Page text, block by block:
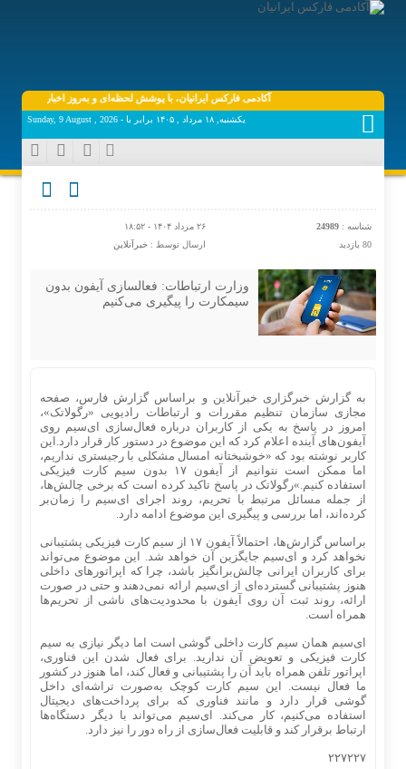
آکادمی فارکس ایرانیان، با پوشش لحظه‌ای و به‌روز اخبار روز اقتصاد
یکشنبه, ۱۸ مرداد , ۱۴۰۵ برابر با - Sunday, 9 August , 2026
شناسه : 24989
۲۶ مرداد ۱۴۰۴ - ۱۸:۵۲
80 بازدید
ارسال توسط :خبرآنلاین
وزارت ارتباطات: فعالسازی آیفون‌ بدون
سیمکارت را پیگیری می‌کنیم
به گزارش خبرگزاری خبرآنلاین و براساس گزارش فارس، صفحه
مجازی سازمان تنظیم مقررات و ارتباطات رادیویی «رگولاتک»،
امروز در پاسخ به یکی از کاربران درباره فعال‌سازی ای‌سیم روی
آیفون‌های آینده اعلام کرد که این موضوع در دستور کار قرار دارد.این
کاربر نوشته بود که «خوشبختانه امسال مشکلی با رجیستری نداریم،
اما ممکن است نتوانیم از آیفون ۱۷ بدون سیم کارت فیزیکی
استفاده کنیم.»رگولاتک در پاسخ تاکید کرده است که برخی چالش‌ها،
از جمله مسائل مرتبط با تحریم، روند اجرای ای‌سیم را زمان‌بر
کرده‌اند، اما بررسی و پیگیری این موضوع ادامه دارد.
براساس گزارش‌ها، احتمالاً آیفون ۱۷ از سیم کارت فیزیکی پشتیبانی
نخواهد کرد و ای‌سیم جایگزین آن خواهد شد. این موضوع می‌تواند
برای کاربران ایرانی چالش‌برانگیز باشد، چرا که اپراتورهای داخلی
هنوز پشتیبانی گسترده‌ای از ای‌سیم ارائه نمی‌دهند و حتی در صورت
ارائه، روند ثبت آن روی آیفون با محدودیت‌های ناشی از تحریم‌ها
همراه است.
ای‌سیم همان سیم کارت داخلی گوشی است اما دیگر نیازی به سیم
کارت فیزیکی و تعویض آن ندارید. برای فعال شدن این فناوری،
اپراتور تلفن همراه باید آن را پشتیبانی و فعال کند، اما هنوز در کشور
ما فعال نیست. این سیم کارت کوچک به‌صورت تراشه‌ای داخل
گوشی قرار دارد و مانند فناوری که برای پرداخت‌های دیجیتال
استفاده می‌کنیم، کار می‌کند. ای‌سیم می‌تواند با دیگر دستگاه‌ها
ارتباط برقرار کند و قابلیت فعال‌سازی از راه دور را نیز دارد.
۲۲۷۲۲۷